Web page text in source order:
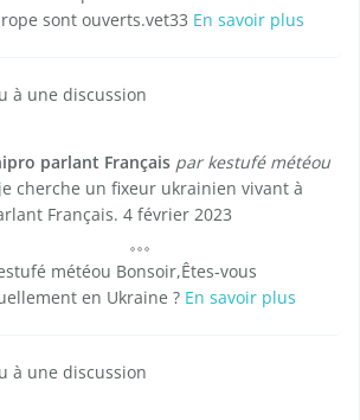
sont ouverts.vet33 En savoir plus
à une discussion
parlant Français par kestufé météou
cherche un fixeur ukrainien vivant à
Français. 4 février 2023
météou Bonsoir,Êtes-vous
en Ukraine ? En savoir plus
à une discussion